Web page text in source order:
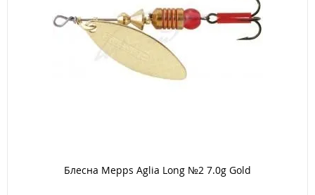
Блесна Mepps Aglia Long №2 7.0g Gold